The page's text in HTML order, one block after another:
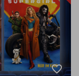
favorite_border